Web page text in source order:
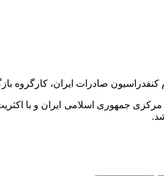
صادرات ایران، کارگروه بازگشت
مرکزی جمهوری اسلامی ایران و با